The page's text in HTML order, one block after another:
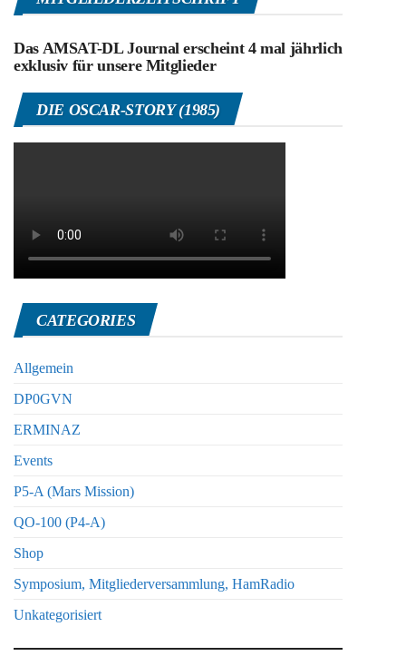
Das AMSAT-DL Journal erscheint 4 mal jährlich
exklusiv für unsere Mitglieder
DIE OSCAR-STORY (1985)
CATEGORIES
Allgemein
DP0GVN
ERMINAZ
Events
P5-A (Mars Mission)
QO-100 (P4-A)
Shop
Symposium, Mitgliederversammlung, HamRadio
Unkategorisiert